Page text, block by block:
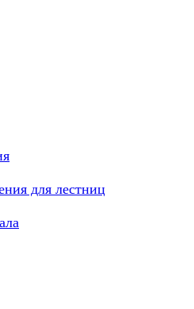
для лестниц